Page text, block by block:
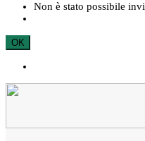
Non è stato possibile
OK